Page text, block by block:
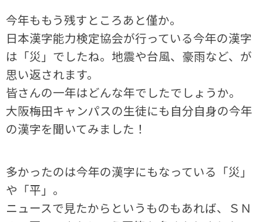
今年ももう残すところあと僅か。
日本漢字能力検定協会が行っている今年の漢字
は「災」でしたね。地震や台風、豪雨など、が
思い返されます。
皆さんの一年はどんな年でしたでしょうか。
大阪梅田キャンパスの生徒にも自分自身の今年
の漢字を聞いてみました！
多かったのは今年の漢字にもなっている「災」
や「平」。
ニュースで見たからというものもあれば、ＳＮ